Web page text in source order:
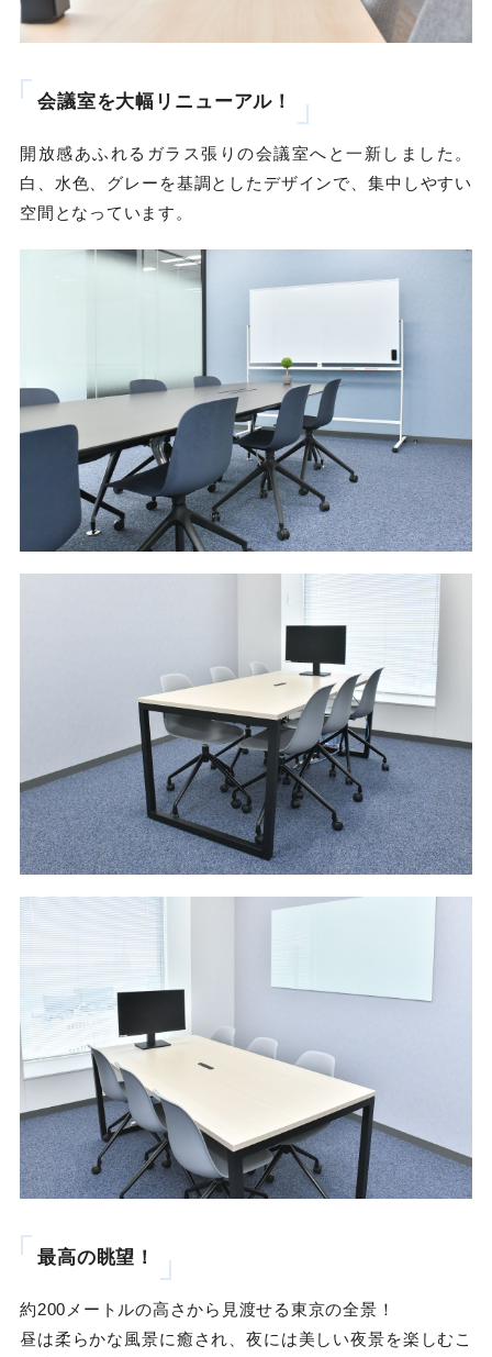
会議室を大幅リニューアル！
開放感あふれるガラス張りの会議室へと一新しました。
白、水色、グレーを基調としたデザインで、集中しやすい
空間となっています。
最高の眺望！
約200メートルの高さから見渡せる東京の全景！
昼は柔らかな風景に癒され、夜には美しい夜景を楽しむこ